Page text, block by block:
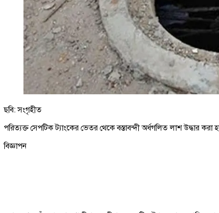
ছবি: সংগৃহীত
পরিত্যক্ত সেপটিক ট্যাংকের ভেতর থেকে বস্তাবন্দী অর্ধগলিত লাশ উদ্ধার করা
বিজ্ঞাপন